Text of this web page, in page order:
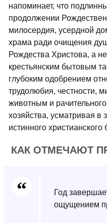
напоминает, что
продолжении
милосердия, усердной
храма ради очищения
Рождества Христова, а
крестьянским бытовым
глубоким одобрением
трудолюбия, честности,
животным и
хозяйства, усматривая
истинного христианского
КАК ОТМЕЧАЮТ
Год
ощущением